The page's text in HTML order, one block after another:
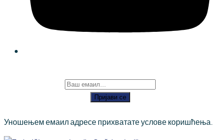
Пријави се
Уношењем емаил адресе прихватате услове коришћења.